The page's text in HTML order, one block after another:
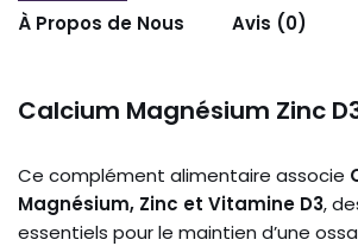
À Propos de Nous
Avis (0)
Calcium Magnésium Zinc
Ce complément alimentaire associe
Magnésium, Zinc et Vitamine D3,
essentiels pour le maintien d’une